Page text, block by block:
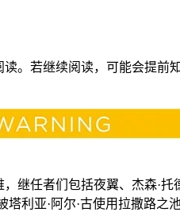
。若继续阅读，可能会提前
继任者们包括夜翼、杰森·
利亚·阿尔·古使用拉撒路之